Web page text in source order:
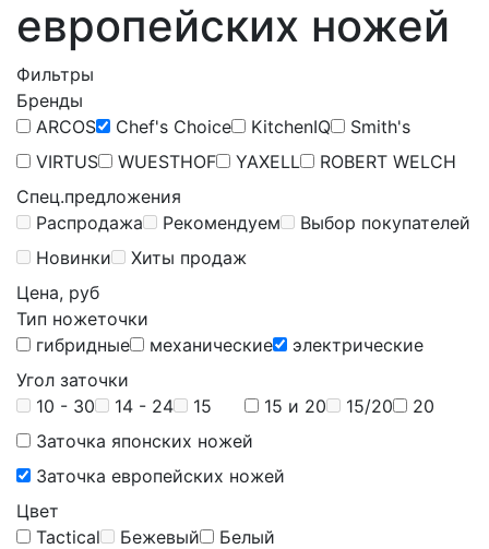
европейских ножей
Фильтры
Бренды
ARCOS
Chef's Choice KitchenIQ
Smith's
VIRTUS
WUESTHOF YAXELL
ROBERT WELCH
Спец.предложения
Распродажа
Рекомендуем
Выбор покупателей
Новинки
Хиты продаж
Цена, руб
Тип ножеточки
гибридные
механические
электрические
Угол заточки
10 - 30
14 - 24 15 15 и 20 15/20
20
Заточка японских ножей
Заточка европейских ножей
Цвет
Tactical
Бежевый
Белый